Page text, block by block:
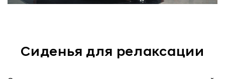
Сиденья для релаксации